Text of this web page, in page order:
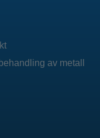
av metall